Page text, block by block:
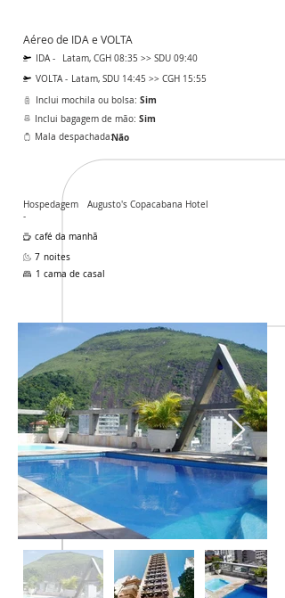
Aéreo de IDA e VOLTA
IDA -
Latam, CGH 08:35 >> SDU 09:40
VOLTA - Latam, SDU 14:45 >> CGH 15:55
Inclui bagagem de mão: Sim
Mala despachada:Não
Inclui mochila ou bolsa: Sim
Hospedagem
-
café da manhã
7 noites
Augusto's Copacabana Hotel
1 cama de casal